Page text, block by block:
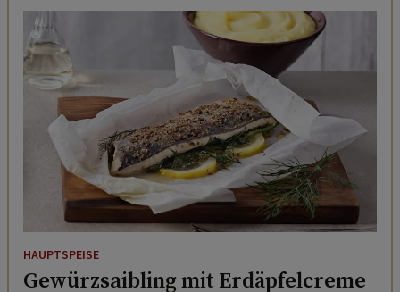
HAUPTSPEISE
Gewürzsaibling mit Erdäpfelcreme